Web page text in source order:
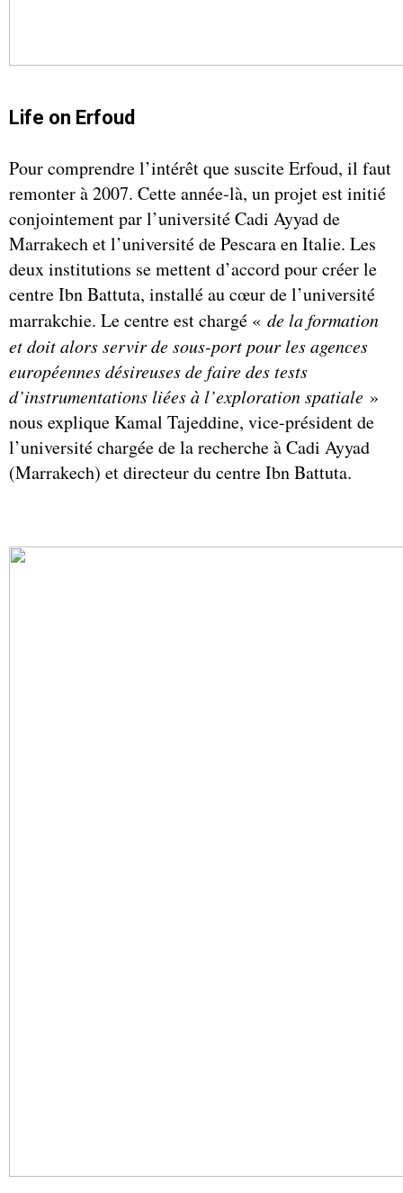
Life on Erfoud
Pour comprendre l’intérêt que suscite Erfoud, il faut
remonter à 2007. Cette année-là, un projet est initié
conjointement par l’université Cadi Ayyad de
Marrakech et l’université de Pescara en Italie. Les
deux institutions se mettent d’accord pour créer le
centre Ibn Battuta, installé au cœur de l’université
marrakchie. Le centre est chargé « de la formation
et doit alors servir de sous-port pour les agences
européennes désireuses de faire des tests
d’instrumentations liées à l’exploration spatiale »
nous explique Kamal Tajeddine, vice-président de
l’université chargée de la recherche à Cadi Ayyad
(Marrakech) et directeur du centre Ibn Battuta.